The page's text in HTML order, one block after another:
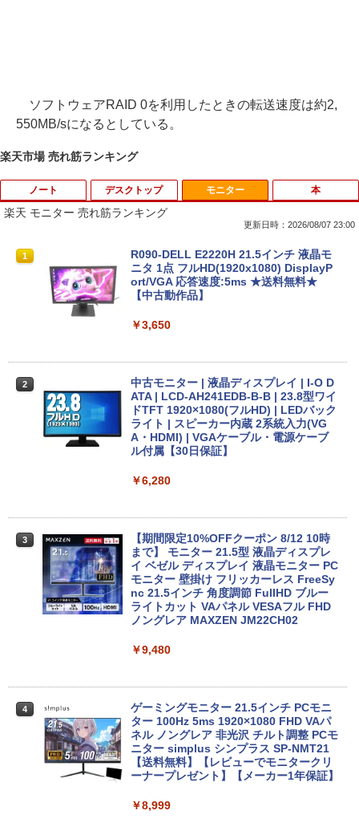
ソフトウェアRAID 0を利用したときの転送速度は約2,
550MB/sになるとしている。
楽天市場 売れ筋ランキング
ノート
1
【期間限定 ポイントUP＆クーポン配
布】 Lenovo 500e Chromebook Gen 4
s 2in1 ノートパソコン 83L5S00000 Chr
omeOS N100 メモリ4GB eMMC64GB 1
中古ノートパソコン HP ProBook 450 G
5 G6 G7 G8 第10世代 Core i3/i5選択可
Windows11 Pro Office 2024付き メモリ
16GB SSD512GB 15.6型 Webカメラ テ
ンキー 軽量 ビジネス 在宅勤務 学生向け
￥24,980
3
送料無料 あす楽対応 即日発送 中古良品
フルHD対応WUXGA 12.1インチ Panaso
nic Let's note CF-SZ6Z Windows11 七
世代Core i7-7600U 16GB 爆速512GB-S
SD カメラ 無線 Office付 Win11【ノート
パソコン 中古パソコン 中古PC】（Wind
ows10も対応可能 Win10）
￥28,589
4
超得2,000円OFF&P5倍｜第8世代 office
付き｜楽天1位 三冠獲得｜豪華特典付き
｜最大180日保証｜Core i5 第8世代｜中
古ノートパソコン Windows11 office付
き｜15.6型 テンキー付き｜ノートパソコ
ンWindows11 第8世代｜ノートパソコン
デスクトップ
1
【今だけ】全品ポイント10倍 お買い物マ
ラソン★8/4～8/11★中古パソコン デス
クトップPC FUJITSU ESPRIMO Q558/B
Core i5 9500T メモリ8GB 中古SSD 2.5
【送料無料】【1年保証】
デスクトップパソコン デル DELL optipl
ex 3070SF Micro 9世代 Core i5 メモリ8
GB 16GB SSD256GB HDMI office Win
dows11 pro Win11 4K 対応 ミニPC デ
古パソコン 1186aR 10249091
Win11搭載 デスクトップパソコン ミニP
C miniPC 初心者向け Office付き Windo
ws11 初心者向け 初期設定済 省スペース
高さ4.4cm 軽量 モニター取り付け可 イ
ンテルCeleron メモリ8GB 高速SSD 256
機能 テレワーク 在宅勤務 パソコン
【最新モデル】デスクトップパソコン 一
体型 22型液晶 Core i5 高速CPU搭載 Wi
ndows11 & Office付き メモリ8GB SSD
256GB Wi-Fi対応 USB3.0 一体型PC テ
ト付き 在宅勤務 テレワーク 家庭用 省ス
モニター
楽天 モニター 売れ筋ランキング
更新日時：2026/08/07 23:00
1
R090-DELL E2220H 21.5インチ 液晶モ
ニタ 1点 フルHD(1920x1080) DisplayP
ort/VGA 応答速度:5ms ★送料無料★
【中古動作品】
￥3,650
2
中古モニター | 液晶ディスプレイ | I-O D
ATA | LCD-AH241EDB-B-B | 23.8型ワイ
ドTFT 1920×1080(フルHD) | LEDバック
ライト | スピーカー内蔵 2系統入力(VG
A・HDMI) | VGAケーブル・電源ケーブ
ル付属【30日保証】
￥6,280
3
【期間限定10%OFFクーポン 8/12 10時
まで】 モニター 21.5型 液晶ディスプレ
イ ベゼル ディスプレイ 液晶モニター PC
モニター 壁掛け フリッカーレス FreeSy
nc 21.5インチ 角度調節 FullHD ブルー
ライトカット VAパネル VESAフル FHD
ノングレア MAXZEN JM22CH02
￥9,480
4
ゲーミングモニター 21.5インチ PCモニ
ター 100Hz 5ms 1920×1080 FHD VAパ
ネル ノングレア 非光沢 チルト調整 PCモ
ニター simplus シンプラス SP-NMT21
【送料無料】【レビューでモニタークリ
ーナープレゼント】【メーカー1年保証】
￥8,999
本